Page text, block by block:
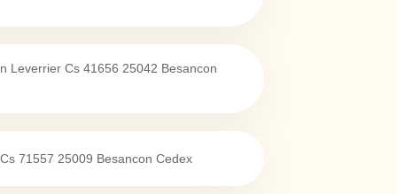
Leverrier Cs 41656 25042 Besancon
71557 25009 Besancon Cedex